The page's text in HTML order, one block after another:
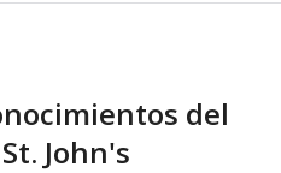
del
John's